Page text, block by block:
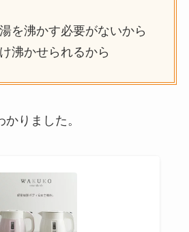
を沸かす必要がないから
沸かせられるから
りました。